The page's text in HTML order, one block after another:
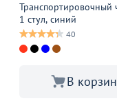
Транспортировочный
1 стул, синий
40
В